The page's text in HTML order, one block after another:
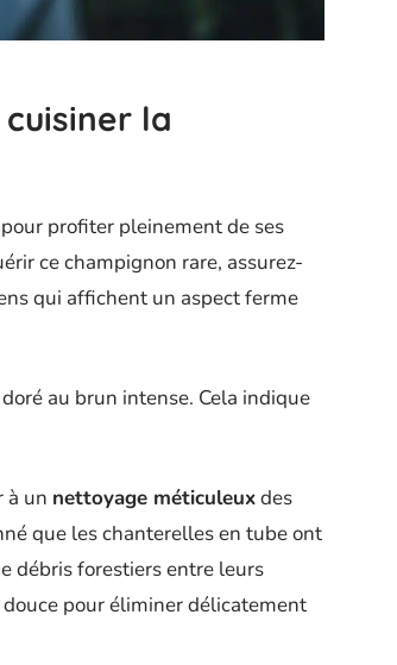
la
profiter pleinement de ses
ce champignon rare, assurez-
qui affichent un aspect ferme
au brun intense. Cela indique
à un nettoyage méticuleuxdes
que les chanterelles en tube ont
débris forestiers entre leurs
pour éliminer délicatement